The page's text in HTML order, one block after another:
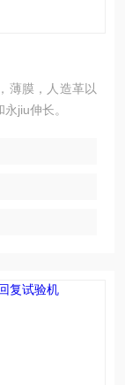
薄膜，人造革以
jiu伸长。